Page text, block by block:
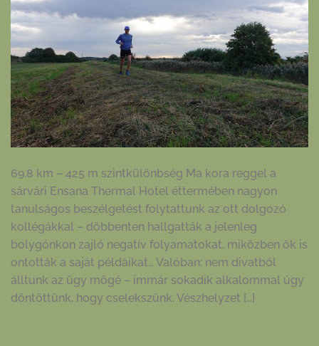
69,8 km – 425 m szintkülönbség Ma kora reggel a
sárvári Ensana Thermal Hotel éttermében nagyon
tanulságos beszélgetést folytattunk az ott dolgozó
kollégákkal – döbbenten hallgatták a jelenleg
bolygónkon zajló negatív folyamatokat, miközben ők is
ontották a saját példáikat… Valóban: nem divatból
álltunk az ügy mögé – immár sokadik alkalommal úgy
döntöttünk, hogy cselekszünk. Vészhelyzet […]